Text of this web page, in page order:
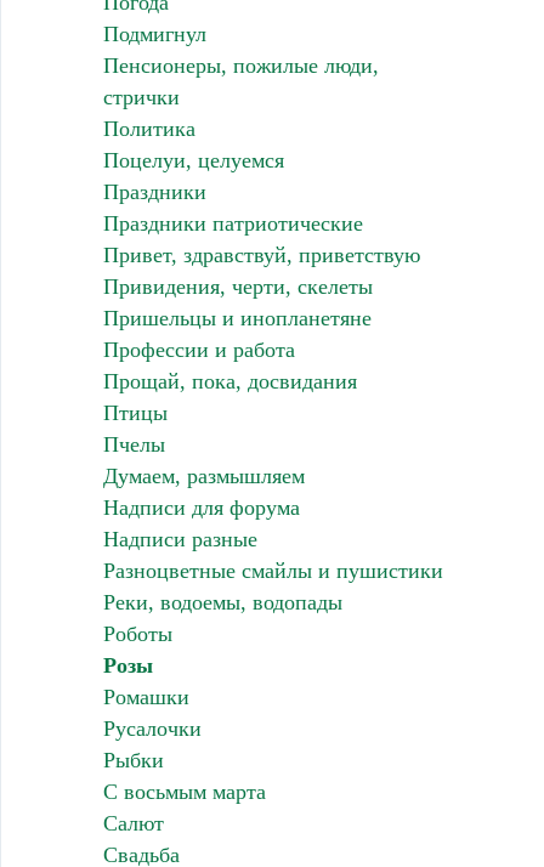
Подмигнул
Пенсионеры, пожилые люди,
стрички
Политика
Поцелуи, целуемся
Праздники
Праздники патриотические
Привет, здравствуй, приветствую
Привидения, черти, скелеты
Пришельцы и инопланетяне
Профессии и работа
Прощай, пока, досвидания
Птицы
Пчелы
Думаем, размышляем
Надписи для форума
Надписи разные
Разноцветные смайлы и пушистики
Реки, водоемы, водопады
Роботы
Розы
Ромашки
Русалочки
Рыбки
С восьмым марта
Салют
Свадьба